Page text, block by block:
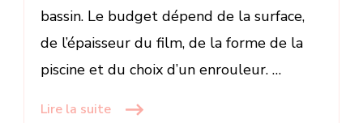
bassin. Le budget dépend de la surface,
de l’épaisseur du film, de la forme de la
piscine et du choix d’un enrouleur. …
Lire la suite